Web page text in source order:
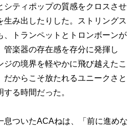
シティポップの質感をクロスさせ
生み出したりした。ストリングス
、トランペットとトロンボーンが
管楽器の存在感を存分に発揮し
ジの境界を軽やかに飛び越えたこ
だからこそ放たれるユニークさと
る時間だった。
息ついたACAねは、「前に進めな